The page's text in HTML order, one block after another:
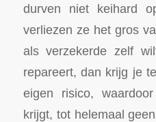
durven niet keihard
verliezen ze het gros
als verzekerde zelf
repareert, dan krijg je
eigen risico,
krijgt, tot helemaal